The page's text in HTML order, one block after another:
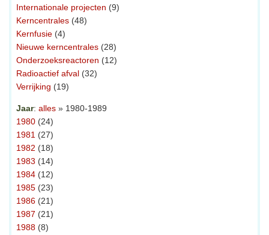
Internationale projecten (9)
Kerncentrales (48)
Kernfusie (4)
Nieuwe kerncentrales (28)
Onderzoeksreactoren (12)
Radioactief afval (32)
Verrijking (19)
Jaar: alles » 1980-1989
1980 (24)
1981 (27)
1982 (18)
1983 (14)
1984 (12)
1985 (23)
1986 (21)
1987 (21)
1988 (8)